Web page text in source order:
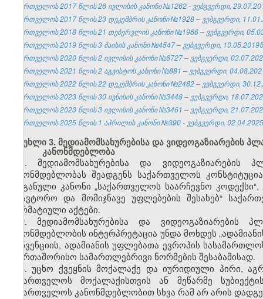
საქართველოს 2017 წლის 26 ივლისის კანონი №1262 - ვებგვერდი,
საქართველოს 2017 წლის 23 დეკემბრის კანონი №1928 – ვებგვერდი,
საქართველოს 2018 წლის 21 თებერვლის კანონი №1966 – ვებგვერდი,
საქართველოს 2019 წლის 3 მაისის კანონი №4547 – ვებგვერდი,
საქართველოს 2020 წლის 2 ივლისის კანონი №6727 – ვებგვერდი,
საქართველოს 2021 წლის 2 აგვისტოს კანონი №881 – ვებგვერდი,
საქართველოს 2022 წლის 22 დეკემბრის კანონი №2482 – ვებგვერდი,
საქართველოს 2023 წლის 30 ივნისის კანონი №3448 – ვებგვერდი,
საქართველოს 2023 წლის 3 ივლისის კანონი №3461 – ვებგვერდი,
საქართველოს 2025 წლის 1 აპრილის კანონი №390 - ვებგვერდი,
მუხლი 3. მედიამომსახურებისა და ვიდეოგაზიარების
კანონმდებლობა
1. მედიამომსახურებისა და ვიდეოგაზიარების
კანონმდებლობას შეადგენს საქართველოს
ორგანული კანონი „საქართველოს საარჩევნო
„საავტორო და მომიჯნავე უფლებების შესახებ“
ნორმატიული აქტები.
2. მედიამომსახურებისა და ვიდეოგაზიარების
კანონმდებლობის ინტერპრეტაცია უნდა მოხდეს
კონვენციის, ადამიანის უფლებათა ევროპის
საერთაშორისო სამართლებრივი ნორმების შესაბამისად.
3. უცხო ქვეყნის მოქალაქე და იურიდიული პირი,
საქართველოს მოქალაქისთვის ან მეწარმე
საქართველოს კანონმდებლობით სხვა რამ არ არის